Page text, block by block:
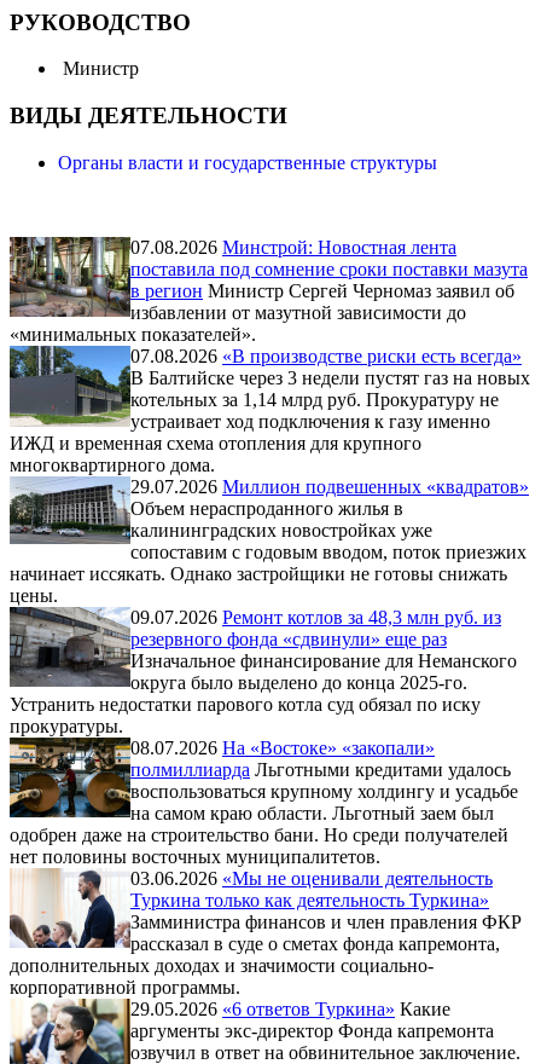
РУКОВОДСТВО
Министр
ВИДЫ ДЕЯТЕЛЬНОСТИ
Органы власти и государственные структуры
07.08.2026 Минстрой: Новостная лента
поставила под сомнение сроки поставки мазута
в регион Министр Сергей Черномаз заявил об
избавлении от мазутной зависимости до
«минимальных показателей».
07.08.2026 «В производстве риски есть всегда»
В Балтийске через 3 недели пустят газ на новых
котельных за 1,14 млрд руб. Прокуратуру не
устраивает ход подключения к газу именно
ИЖД и временная схема отопления для крупного
многоквартирного дома.
29.07.2026 Миллион подвешенных «квадратов»
Объем нераспроданного жилья в
калининградских новостройках уже
сопоставим с годовым вводом, поток приезжих
начинает иссякать. Однако застройщики не готовы снижать
цены.
09.07.2026 Ремонт котлов за 48,3 млн руб. из
резервного фонда «сдвинули» еще раз
Изначальное финансирование для Неманского
округа было выделено до конца 2025-го.
Устранить недостатки парового котла суд обязал по иску
прокуратуры.
08.07.2026 На «Востоке» «закопали»
полмиллиарда Льготными кредитами удалось
воспользоваться крупному холдингу и усадьбе
на самом краю области. Льготный заем был
одобрен даже на строительство бани. Но среди получателей
нет половины восточных муниципалитетов.
03.06.2026 «Мы не оценивали деятельность
Туркина только как деятельность Туркина»
Замминистра финансов и член правления ФКР
рассказал в суде о сметах фонда капремонта,
дополнительных доходах и значимости социально-
корпоративной программы.
29.05.2026 «6 ответов Туркина» Какие
аргументы экс-директор Фонда капремонта
озвучил в ответ на обвинительное заключение.